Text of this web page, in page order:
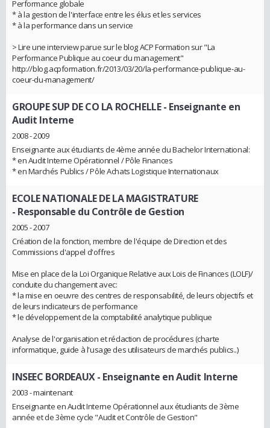
Performance globale
* à la gestion de l'interface entre les élus et les services
* à la performance dans un service
> Lire une interview parue sur le blog ACP Formation sur "La
Performance Publique au coeur du management"
http://blog.acpformation.fr/2013/03/20/la-performance-publique-au-
coeur-du-management/
GROUPE SUP DE CO LA ROCHELLE- Enseignante en
Audit Interne
2008 - 2009
Enseignante aux étudiants de 4ème année du Bachelor International:
* en Audit Interne Opérationnel / Pôle Finances
* en Marchés Publics / Pôle Achats Logistique Internationaux
ECOLE NATIONALE DE LA MAGISTRATURE
- Responsable du Contrôle de Gestion
2005 - 2007
Création de la fonction, membre de l'équipe de Direction et des
Commissions d'appel d'offres
Mise en place de la Loi Organique Relative aux Lois de Finances (LOLF)/
conduite du changement avec:
* la mise en oeuvre des centres de responsabilité, de leurs objectifs et
de leurs indicateurs de performance
* le développement de la comptabilité analytique publique
Analyse de l'organisation et rédaction de procédures (charte
informatique, guide à l'usage des utilisateurs de marchés publics..)
INSEEC BORDEAUX- Enseignante en Audit Interne
2003 - maintenant
Enseignante en Audit Interne Opérationnel aux étudiants de 3ème
année et de 3ème cycle "Audit et Contrôle de Gestion"